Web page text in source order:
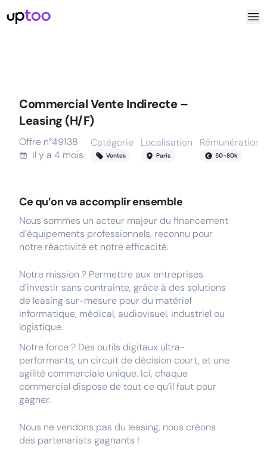
Commercial Vente Indirecte –
Leasing (H/F)
Offre n°49138
Il y a 4 mois
Catégorie
Ventes
Localisation
Paris
Rémunération
50-80k
Ce qu’on va accomplir ensemble
Nous sommes un acteur majeur du financement
d’équipements professionnels, reconnu pour
notre réactivité et notre efficacité.
Notre mission ? Permettre aux entreprises
d’investir sans contrainte, grâce à des solutions
de leasing sur-mesure pour du matériel
informatique, médical, audiovisuel, industriel ou
logistique.
Notre force ? Des outils digitaux ultra-
performants, un circuit de décision court, et une
agilité commerciale unique. Ici, chaque
commercial dispose de tout ce qu’il faut pour
gagner.
Nous ne vendons pas du leasing, nous créons
des partenariats gagnants !